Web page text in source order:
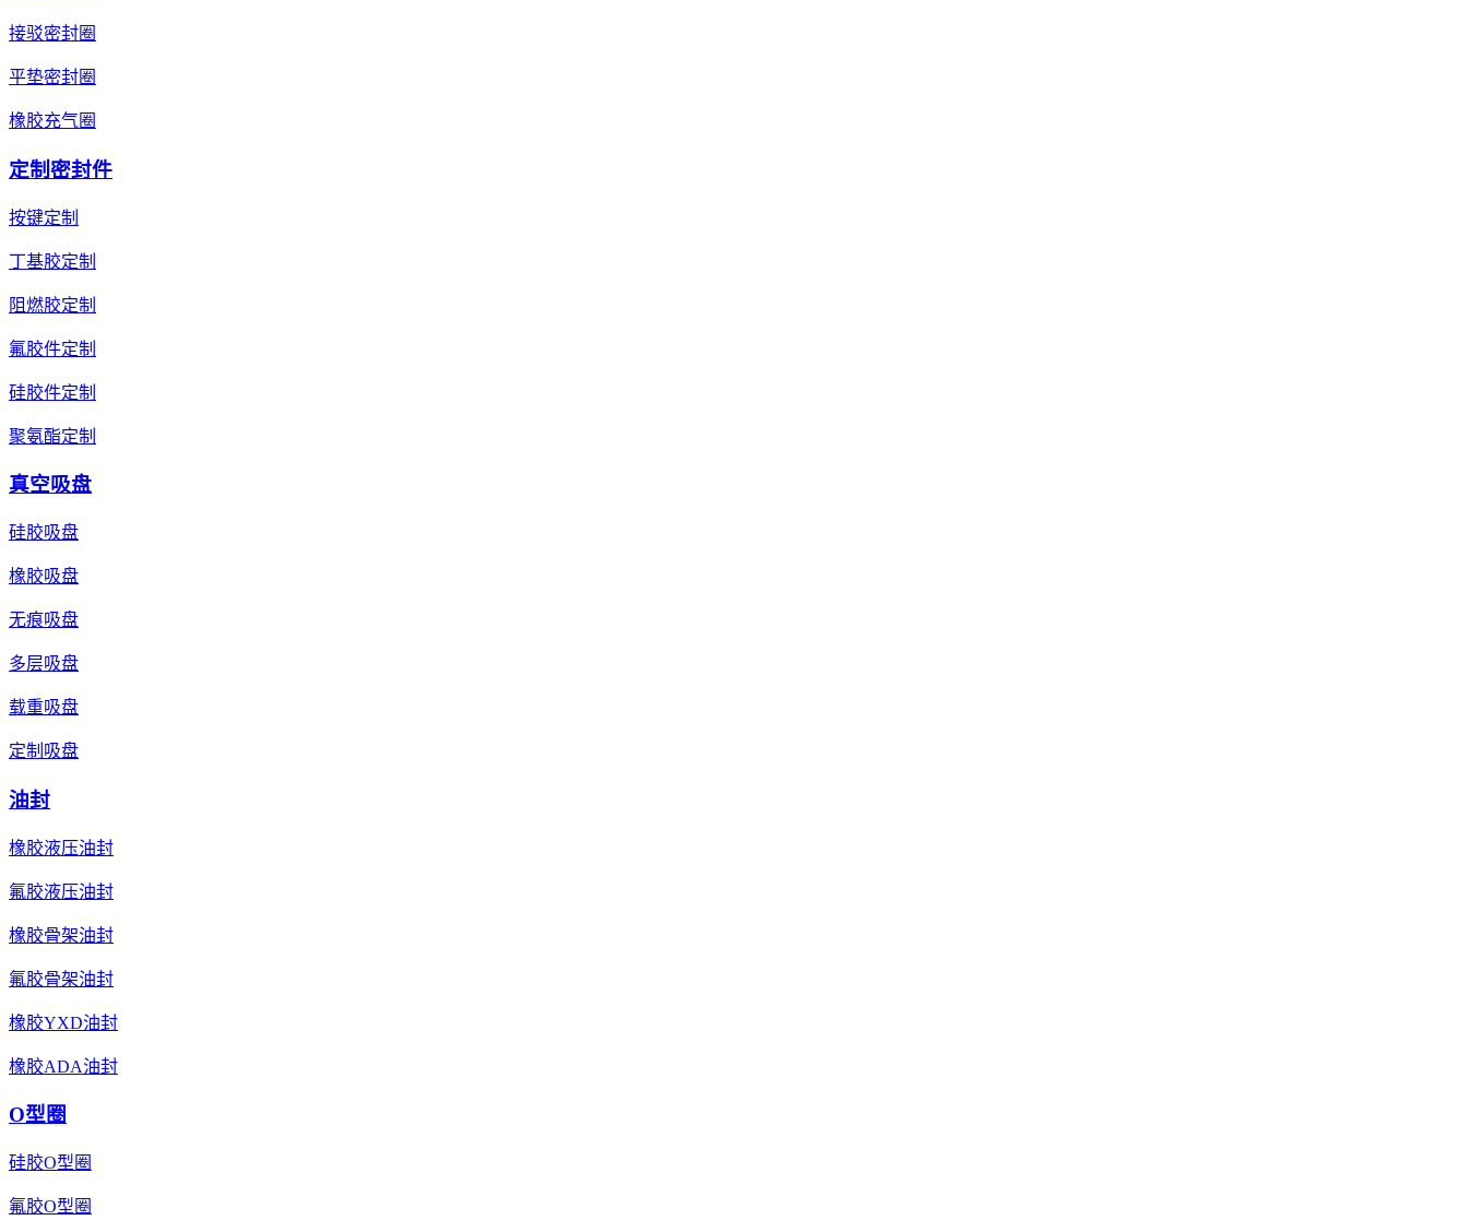
接驳密封圈
平垫密封圈
橡胶充气圈
定制密封件
按键定制
丁基胶定制
阻燃胶定制
氟胶件定制
硅胶件定制
聚氨酯定制
真空吸盘
硅胶吸盘
橡胶吸盘
无痕吸盘
多层吸盘
载重吸盘
定制吸盘
油封
橡胶液压油封
氟胶液压油封
橡胶骨架油封
氟胶骨架油封
橡胶YXD油封
橡胶ADA油封
O型圈
硅胶O型圈
氟胶O型圈